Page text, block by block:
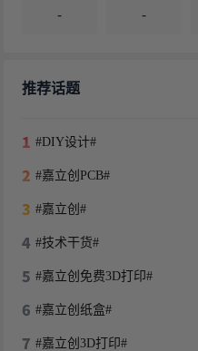
- -
-
推荐话题
#DIY设计#
#嘉立创PCB#
#嘉立创#
#技术干货#
#嘉立创免费3D打印#
#嘉立创纸盒#
#嘉立创3D打印#